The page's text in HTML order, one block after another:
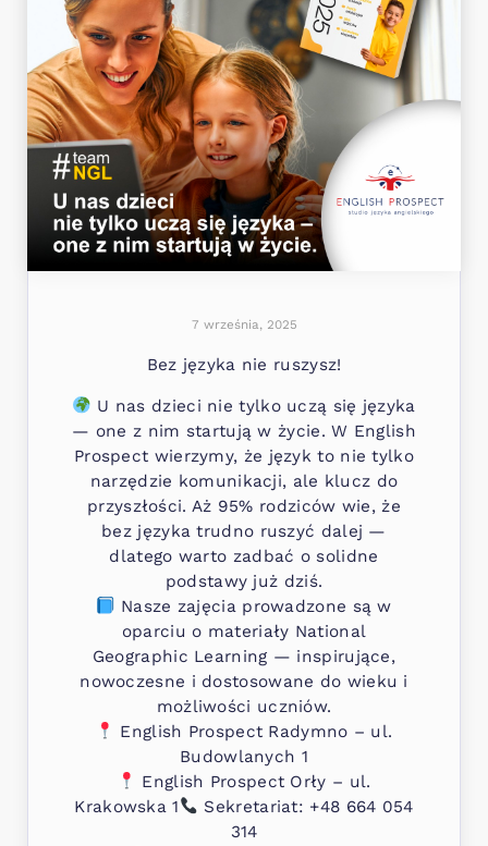
7 września, 2025
Bez języka nie ruszysz!
U nas dzieci nie tylko uczą się języka
— one z nim startują w życie. W English
Prospect wierzymy, że język to nie tylko
narzędzie komunikacji, ale klucz do
przyszłości. Aż 95% rodziców wie, że
bez języka trudno ruszyć dalej —
dlatego warto zadbać o solidne
podstawy już dziś.
Nasze zajęcia prowadzone są w
oparciu o materiały National
Geographic Learning — inspirujące,
nowoczesne i dostosowane do wieku i
możliwości uczniów.
English Prospect Radymno – ul.
Budowlanych 1
English Prospect Orły – ul.
Krakowska 1
Sekretariat: +48 664 054
314